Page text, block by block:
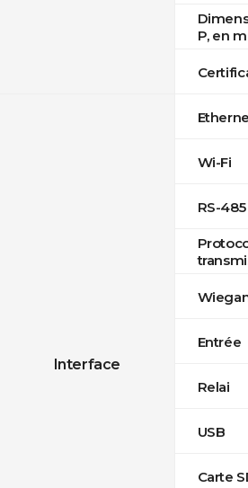
P, en
Interface
Wi-Fi
RS-485
Entrée
Relai
USB
Carte